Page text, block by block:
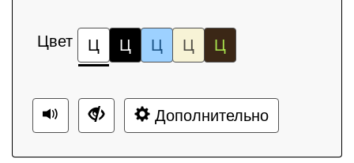
Цвет Ц Ц Ц Ц Ц
Дополнительно